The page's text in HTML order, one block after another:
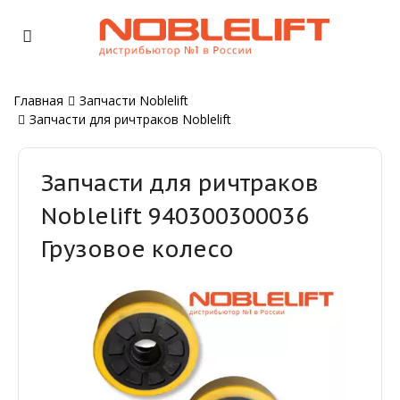
Главная
Запчасти Noblelift
Запчасти для ричтраков Noblelift
Запчасти для ричтраков
Noblelift 940300300036
Грузовое колесо